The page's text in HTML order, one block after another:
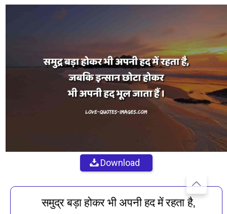
Download
समुद्र बड़ा होकर भी अपनी हद में रहता है,